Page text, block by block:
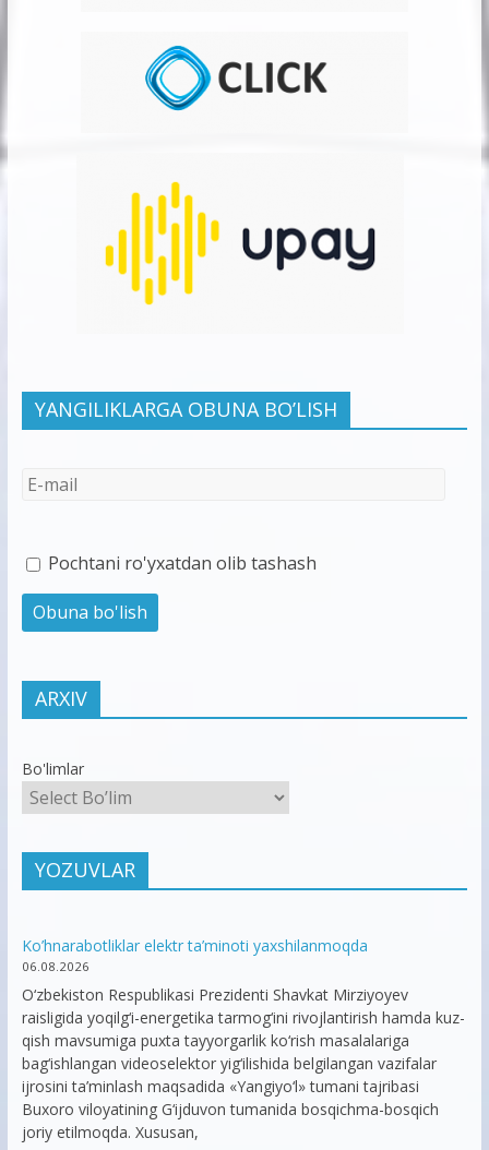
YANGILIKLARGA OBUNA BO’LISH
Pochtani ro'yxatdan olib tashash
ARXIV
Bo'limlar
YOZUVLAR
Ko’hnarabotliklar elektr ta’minoti yaxshilanmoqda
06.08.2026
O‘zbekiston Respublikasi Prezidenti Shavkat Mirziyoyev
raisligida yoqilg‘i-energetika tarmog‘ini rivojlantirish hamda kuz-
qish mavsumiga puxta tayyorgarlik ko‘rish masalalariga
bag‘ishlangan videoselektor yig‘ilishida belgilangan vazifalar
ijrosini ta’minlash maqsadida «Yangiyo‘l» tumani tajribasi
Buxoro viloyatining G‘ijduvon tumanida bosqichma-bosqich
joriy etilmoqda. Xususan,